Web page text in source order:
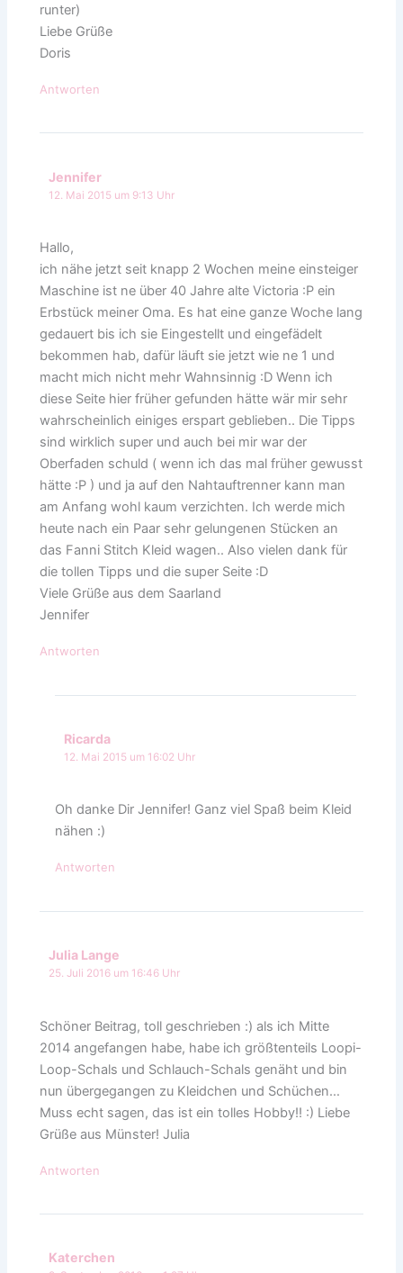
runter)
Liebe Grüße
Doris
Antworten
Jennifer
12. Mai 2015 um 9:13 Uhr
Hallo,
ich nähe jetzt seit knapp 2 Wochen meine einsteiger
Maschine ist ne über 40 Jahre alte Victoria :P ein
Erbstück meiner Oma. Es hat eine ganze Woche lang
gedauert bis ich sie Eingestellt und eingefädelt
bekommen hab, dafür läuft sie jetzt wie ne 1 und
macht mich nicht mehr Wahnsinnig :D Wenn ich
diese Seite hier früher gefunden hätte wär mir sehr
wahrscheinlich einiges erspart geblieben.. Die Tipps
sind wirklich super und auch bei mir war der
Oberfaden schuld ( wenn ich das mal früher gewusst
hätte :P ) und ja auf den Nahtauftrenner kann man
am Anfang wohl kaum verzichten. Ich werde mich
heute nach ein Paar sehr gelungenen Stücken an
das Fanni Stitch Kleid wagen.. Also vielen dank für
die tollen Tipps und die super Seite :D
Viele Grüße aus dem Saarland
Jennifer
Antworten
Ricarda
12. Mai 2015 um 16:02 Uhr
Oh danke Dir Jennifer! Ganz viel Spaß beim Kleid
nähen :)
Antworten
Julia Lange
25. Juli 2016 um 16:46 Uhr
Schöner Beitrag, toll geschrieben :) als ich Mitte
2014 angefangen habe, habe ich größtenteils Loopi-
Loop-Schals und Schlauch-Schals genäht und bin
nun übergegangen zu Kleidchen und Schüchen…
Muss echt sagen, das ist ein tolles Hobby!! :) Liebe
Grüße aus Münster! Julia
Antworten
Katerchen